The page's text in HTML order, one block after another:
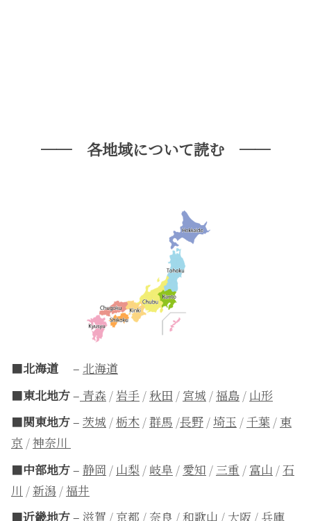
── 各地域について読む ──
■北海道 – 北海道
■東北地方– 青森 /岩手 / 秋田 / 宮城 /福島 / 山形
■関東地方– 茨城 /栃木 /群馬 /長野 /埼玉 / 千葉 / 東
京 /神奈川
■中部地方– 静岡 / 山梨 / 岐阜 / 愛知 / 三重 / 富山 / 石
川 /新潟 /福井
■近畿地方– 滋賀 / 京都 / 奈良 /和歌山 / 大阪 / 兵庫